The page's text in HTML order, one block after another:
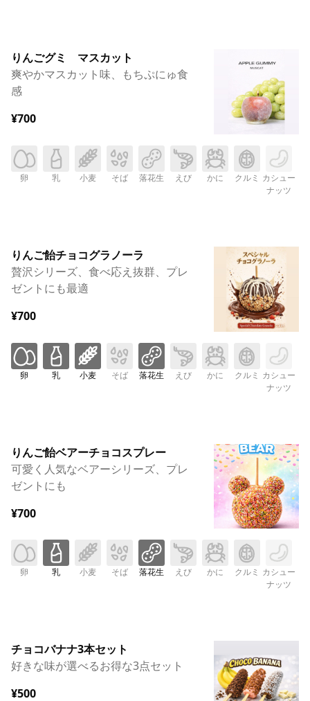
りんごグミ マスカット
爽やかマスカット味、もちぷにゅ食
感
¥700
卵 乳 小麦 そば 落花生 えび かに クルミ カシュー
ナッツ
りんご飴チョコグラノーラ
贅沢シリーズ、食べ応え抜群、プレ
ゼントにも最適
¥700
卵 乳 小麦 そば 落花生 えび かに クルミ カシュー
ナッツ
りんご飴ベアーチョコスプレー
可愛く人気なベアーシリーズ、プレ
ゼントにも
¥700
卵 乳 小麦 そば 落花生 えび かに クルミ カシュー
ナッツ
チョコバナナ3本セット
好きな味が選べるお得な3点セット
¥500